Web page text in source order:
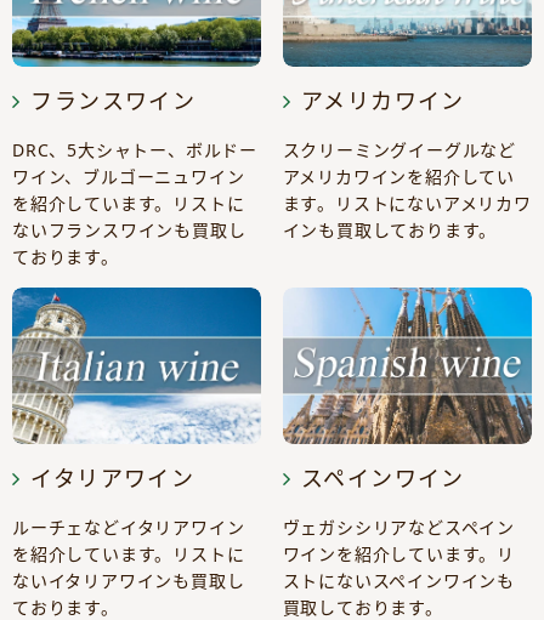
フランスワイン
DRC、5大シャトー、ボルドー
ワイン、ブルゴーニュワイン
を紹介しています。リストに
ないフランスワインも買取し
ております。
アメリカワイン
スクリーミングイーグルなど
アメリカワインを紹介してい
ます。リストにないアメリカワ
インも買取しております。
イタリアワイン
ルーチェなどイタリアワイン
を紹介しています。リストに
ないイタリアワインも買取し
ております。
スペインワイン
ヴェガシシリアなどスペイン
ワインを紹介しています。リ
ストにないスペインワインも
買取しております。